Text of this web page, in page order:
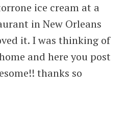
ice cream at a
in New Orleans
it. I was thinking of
and here you post
thanks so